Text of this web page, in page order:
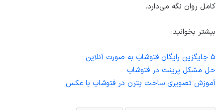
کامل روان نگه می‌دارد.
بیشتر بخوانید:
۵ جایگزین رایگان فتوشاپ به صورت آنلاین
حل مشکل پرینت در فتوشاپ
آموزش تصویری ساخت پترن در فتوشاپ با عکس